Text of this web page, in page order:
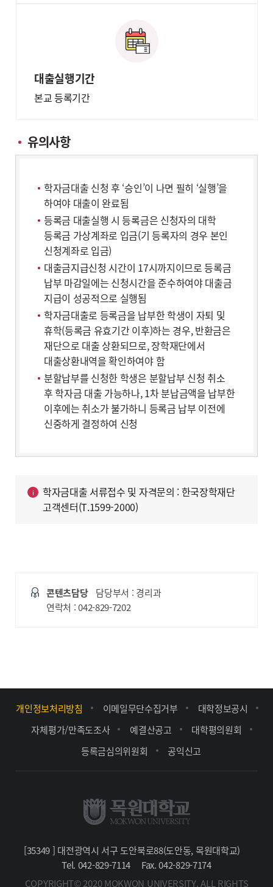
대출실행기간
본교 등록기간
유의사항
학자금대출 신청 후 ‘승인’이 나면 필히 ‘실행’을
하여야 대출이 완료됨
등록금 대출실행 시 등록금은 신청자의 대학
등록금 가상계좌로 입금(기 등록자의 경우 본인
신청계좌로 입금)
대출금지급신청 시간이 17시까지이므로 등록금
납부 마감일에는 신청시간을 준수하여야 대출금
지급이 성공적으로 실행됨
학자금대출로 등록금을 납부한 학생이 자퇴 및
휴학(등록금 유효기간 이후)하는 경우, 반환금은
재단으로 대출 상환되므로, 장학재단에서
대출상환내역을 확인하여야 함
분할납부를 신청한 학생은 분할납부 신청 취소
후 학자금 대출 가능하나, 1차 분납금액을 납부한
이후에는 취소가 불가하니 등록금 납부 이전에
신중하게 결정하여 신청
학자금대출 서류접수 및 자격문의 : 한국장학재단
고객센터(T.1599-2000)
콘텐츠담당
담당부서 : 경리과
연락처 : 042-829-7202
개인정보처리방침 이메일무단수집거부
대학정보공시
자체평가/만족도조사
예결산공고
대학평의원회
등록금심의위원회
공익신고
[35349 ] 대전광역시 서구 도안북로88(도안동, 목원대학교)
Tel. 042-829-7114
Fax. 042-829-7174
COPYRIGHT© 2020 MOKWON UNIVERSITY. ALL RIGHTS